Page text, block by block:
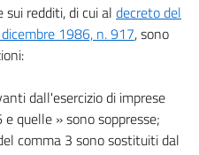
redditi, di cui al decreto del
1986, n. 917, sono
dall'esercizio di imprese
quelle » sono soppresse;
comma 3 sono sostituiti dal